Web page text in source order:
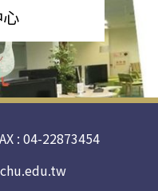
: 04-22873454